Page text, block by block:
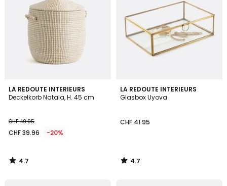
LA REDOUTE INTERIEURS
Deckelkorb Natala, H. 45 cm
CHF 49.95
CHF 39.96 -20%
4.7
/ 5
4.7
/
LA REDOUTE INTERIEURS
Glasbox Uyova
CHF 41.95
4.7
/ 5
4.7
/